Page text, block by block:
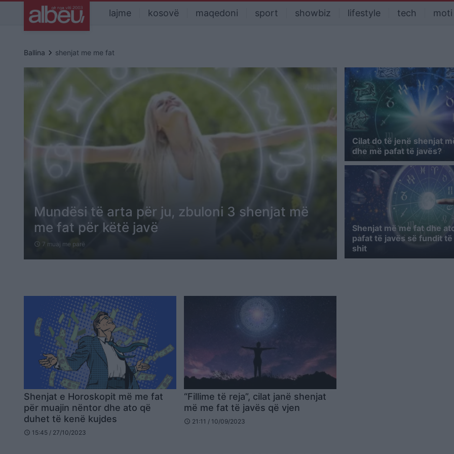
lajme kosovë maqedoni sport showbiz lifestyle tech moti
Ballina keyboard_arrow_right shenjat me me fat
Mundësi të arta për ju, zbuloni 3 shenjat më
me fat për këtë javë
schedule 7 muaj me parë
Cilat do të jenë shenjat
dhe më pafat të javës?
Shenjat më me fat dhe
pafat të javës së fundit
shit
Shenjat e Horoskopit më me fat
për muajin nëntor dhe ato që
duhet të kenë kujdes
schedule 15:45 / 27/10/2023
“Fillime të reja”, cilat janë shenjat
më me fat të javës që vjen
schedule 21:11 / 10/09/2023